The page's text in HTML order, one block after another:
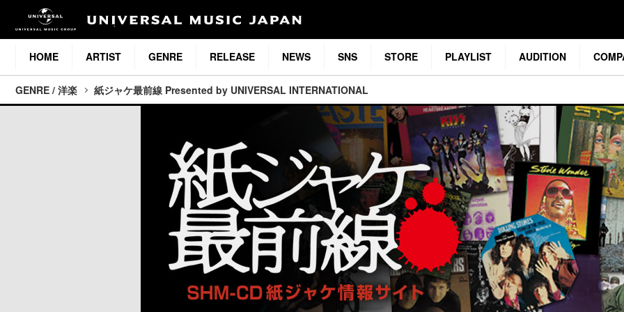
HOME ARTIST GENRE RELEASE NEWS SNS STORE PLAYLIST AUDITION
GENRE / 洋楽 紙ジャケ最前線 Presented by UNIVERSAL INTERNATIONAL